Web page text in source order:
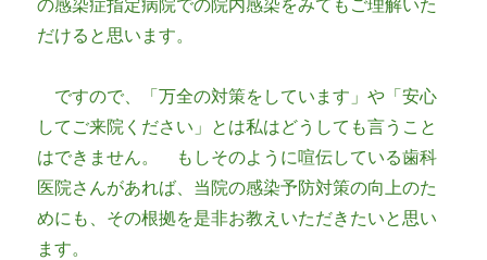
の感染症指定病院での院内感染をみてもご理解いた
だけると思います。
ですので、「万全の対策をしています」や「安心
してご来院ください」とは私はどうしても言うこと
はできません。 もしそのように喧伝している歯科
医院さんがあれば、当院の感染予防対策の向上のた
めにも、その根拠を是非お教えいただきたいと思い
ます。